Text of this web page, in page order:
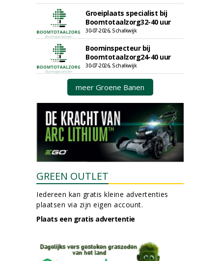
Groeiplaats specialist bij
Boomtotaalzorg32-40 uur
30-07-2026, Schalkwijk
Boominspecteur bij
Boomtotaalzorg24-40 uur
30-07-2026, Schalkwijk
meer Groene Banen
GREEN OUTLET
Iedereen kan gratis kleine advertenties
plaatsen via zijn eigen account.
Plaats een gratis advertentie